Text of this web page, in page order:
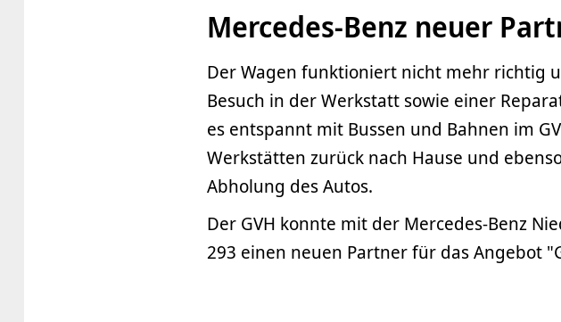
Mercedes-Benz neuer
Der Wagen funktioniert nicht mehr richtig
Besuch in der Werkstatt sowie einer
es entspannt mit Bussen und Bahnen im
Werkstätten zurück nach Hause und
Abholung des Autos.
Der GVH konnte mit der Mercedes-Benz
293 einen neuen Partner für das Angebot